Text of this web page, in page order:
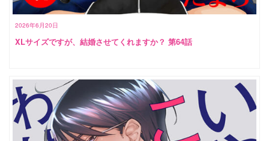
2026年6月20日
XLサイズですが、結婚させてくれますか？ 第64話